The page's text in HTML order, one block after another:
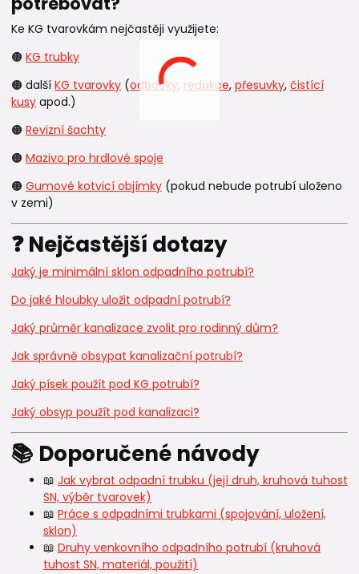
Ke KG tvarovkám nejčastěji využijete:
🟠 KG trubky
🟠 další KG tvarovky (odbočky, redukce, přesuvky, čistící
kusy apod.)
🟠 Revizní šachty
🟠 Mazivo pro hrdlové spoje
🟠 Gumové kotvicí objímky (pokud nebude potrubí uloženo
v zemi)
❓ Nejčastější dotazy
Jaký je minimální sklon odpadního potrubí?
Do jaké hloubky uložit odpadní potrubí?
Jaký průměr kanalizace zvolit pro rodinný dům?
Jak správně obsypat kanalizační potrubí?
Jaký písek použít pod KG potrubí?
Jaký obsyp použít pod kanalizaci?
📚 Doporučené návody
📖 Jak vybrat odpadní trubku (její druh, kruhová tuhost
SN, výběr tvarovek)
📖 Práce s odpadními trubkami (spojování, uložení,
sklon)
📖 Druhy venkovního odpadního potrubí (kruhová
tuhost SN, materiál, použití)